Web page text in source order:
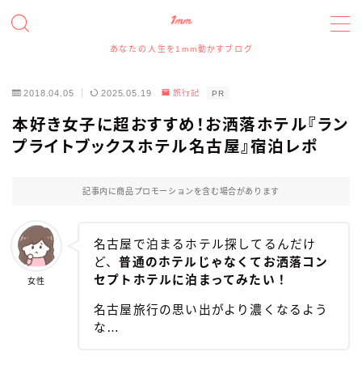
あなたの人生を1mm動かすブログ
アイコン、アイキャッチイラスト、ヘッダー、図解イラ
スポンサー、記事寄稿、記事広告、レビュー等のご依
頼について
お問い合わせフォーム
2018.04.05 2025.05.19 旅行記 PR
本好き女子に超おすすめ！お洒落ホテル『ラン
プライトブックスホテル名古屋』宿泊レポ
記事内に商品プロモーションを含む場合があります
女性
名古屋で泊まるホテル探してるんだけ
ど、普通のホテルじゃなくてお洒落コン
セプトホテルに泊まってみたい！
名古屋旅行の思い出がより濃くなるよう
な…